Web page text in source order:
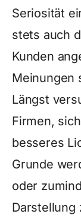
Seriosität
stets auch
Kunden
Meinungen
Längst
Firmen,
besseres
Grunde
oder
Darstellung